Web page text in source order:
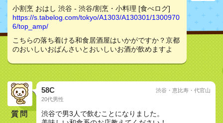
小割烹 おはし 渋谷 - 渋谷/割烹・小料理 [食べログ]
https://s.tabelog.com/tokyo/A1303/A130301/1300970
6/top_amp/
こちらの落ち着ける和食居酒屋はいかがですか？京都
のおいしいおばんさいとおいしいお酒が飲めますよ
質問
58C
20代男性
渋谷・恵比寿・代官山
渋谷で男3人で飲むことになりました。